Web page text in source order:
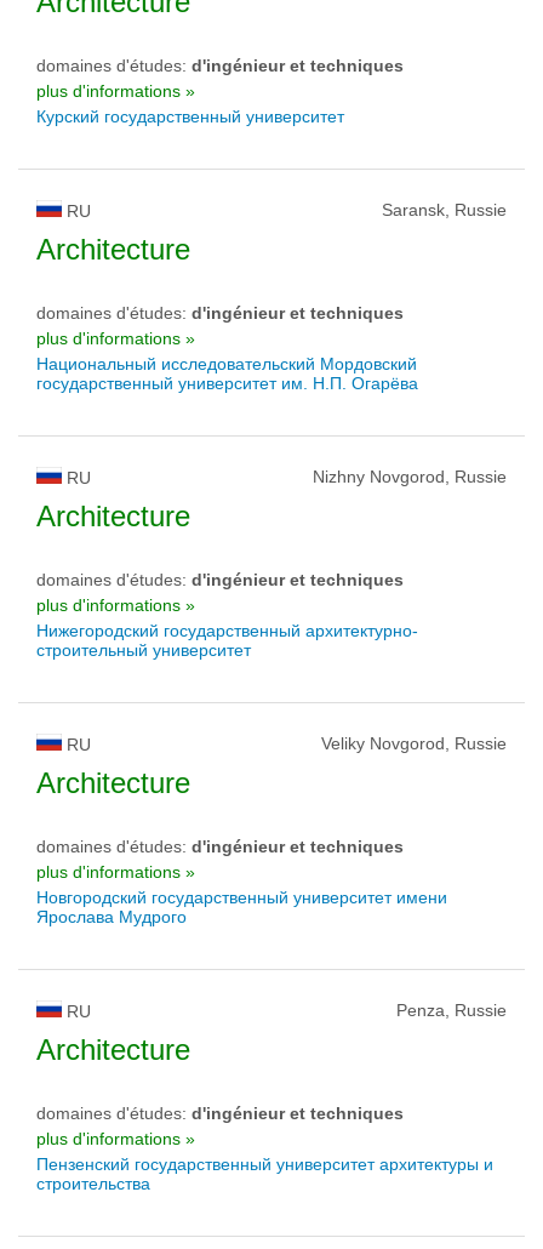
domaines d'études: d'ingénieur et techniques
plus d'informations »
Курский государственный университет
RU Saransk, Russie
Architecture
domaines d'études: d'ingénieur et techniques
plus d'informations »
Национальный исследовательский Мордовский
государственный университет им. Н.П. Огарёва
RU Nizhny Novgorod, Russie
Architecture
domaines d'études: d'ingénieur et techniques
plus d'informations »
Нижегородский государственный архитектурно-
строительный университет
RU Veliky Novgorod, Russie
Architecture
domaines d'études: d'ingénieur et techniques
plus d'informations »
Новгородский государственный университет имени
Ярослава Мудрого
RU Penza, Russie
Architecture
domaines d'études: d'ingénieur et techniques
plus d'informations »
Пензенский государственный университет архитектуры и
строительства